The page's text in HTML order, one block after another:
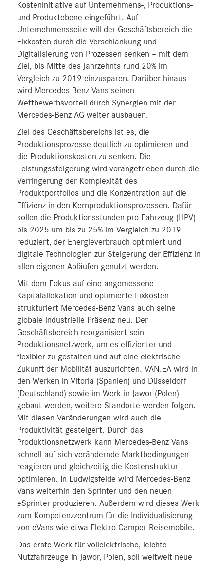
Kosteninitiative auf Unternehmens-, Produktions-
und Produktebene eingeführt. Auf
Unternehmensseite will der Geschäftsbereich die
Fixkosten durch die Verschlankung und
Digitalisierung von Prozessen senken – mit dem
Ziel, bis Mitte des Jahrzehnts rund 20% im
Vergleich zu 2019 einzusparen. Darüber hinaus
wird Mercedes-Benz Vans seinen
Wettbewerbsvorteil durch Synergien mit der
Mercedes‑Benz AG weiter ausbauen.
Ziel des Geschäftsbereichs ist es, die
Produktionsprozesse deutlich zu optimieren und
die Produktionskosten zu senken. Die
Leistungssteigerung wird vorangetrieben durch die
Verringerung der Komplexität des
Produktportfolios und die Konzentration auf die
Effizienz in den Kernproduktionsprozessen. Dafür
sollen die Produktionsstunden pro Fahrzeug (HPV)
bis 2025 um bis zu 25% im Vergleich zu 2019
reduziert, der Energieverbrauch optimiert und
digitale Technologien zur Steigerung der Effizienz in
allen eigenen Abläufen genutzt werden.
Mit dem Fokus auf eine angemessene
Kapitalallokation und optimierte Fixkosten
strukturiert Mercedes-Benz Vans auch seine
globale industrielle Präsenz neu. Der
Geschäftsbereich reorganisiert sein
Produktionsnetzwerk, um es effizienter und
flexibler zu gestalten und auf eine elektrische
Zukunft der Mobilität auszurichten. VAN.EA wird in
den Werken in Vitoria (Spanien) und Düsseldorf
(Deutschland) sowie im Werk in Jawor (Polen)
gebaut werden, weitere Standorte werden folgen.
Mit diesen Veränderungen wird auch die
Produktivität gesteigert. Durch das
Produktionsnetzwerk kann Mercedes-Benz Vans
schnell auf sich verändernde Marktbedingungen
reagieren und gleichzeitig die Kostenstruktur
optimieren. In Ludwigsfelde wird Mercedes-Benz
Vans weiterhin den Sprinter und den neuen
eSprinter produzieren. Außerdem wird dieses Werk
zum Kompetenzzentrum für die Individualisierung
von eVans wie etwa Elektro-Camper Reisemobile.
Das erste Werk für vollelektrische, leichte
Nutzfahrzeuge in Jawor, Polen, soll weltweit neue